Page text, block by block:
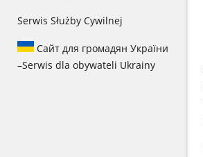
Serwis Służby Cywilnej
Сайт для громадян України
–Serwis dla obywateli Ukrainy